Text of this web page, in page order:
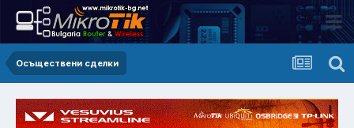
Осъществени сделки